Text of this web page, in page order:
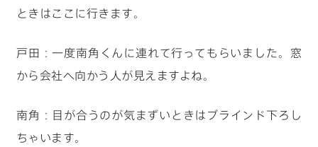
ときはここに行きます。
戸田：一度南角くんに連れて行ってもらいました。窓
から会社へ向かう人が見えますよね。
南角：目が合うのが気まずいときはブラインド下ろし
ちゃいます。